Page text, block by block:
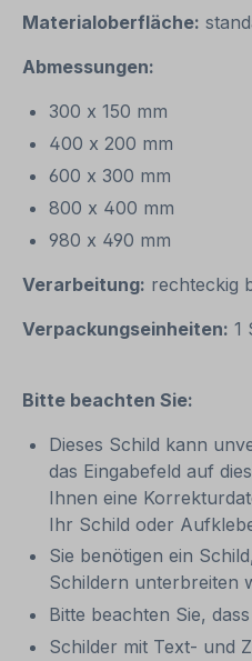
Materialoberfläche:
Abmessungen:
300 x 150 mm
400 x 200 mm
600 x 300 mm
800 x 400 mm
980 x 490 mm
Verarbeitung: rechteckig
Verpackungseinheiten: 1
Bitte beachten Sie:
Dieses Schild kann
das Eingabefeld auf
Ihnen eine
Ihr Schild oder
Sie benötigen ein
Schildern unterbreiten
Bitte beachten Sie,
Schilder mit Text- und